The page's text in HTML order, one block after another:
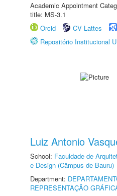
Academic Appointment
title: MS-3.1
Orcid
CV Lattes
Repositório Institucional
Luiz Antonio
School: Faculdade de
e Design (Câmpus de Bauru)
Department:
REPRESENTAÇÃO